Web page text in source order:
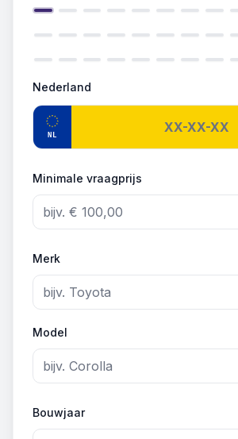
Nederland
NL
Minimale vraagprijs
Merk
Model
Bouwjaar